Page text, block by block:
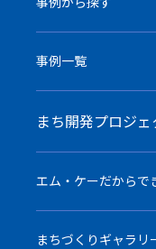
事例一覧
まち開発プロジェ
エム・ケーだからで
まちづくりギャラリ